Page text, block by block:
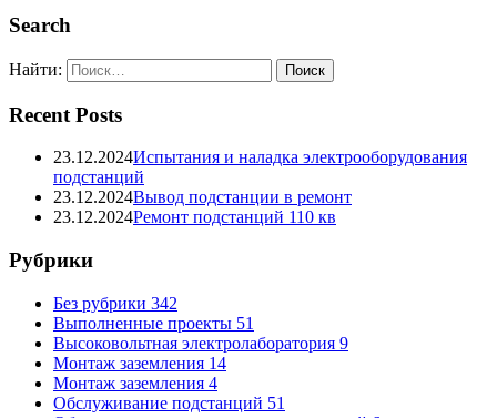
Search
Найти:
Recent Posts
23.12.2024Испытания и наладка электрооборудования
подстанций
23.12.2024Вывод подстанции в ремонт
23.12.2024Ремонт подстанций 110 кв
Рубрики
Без рубрики 342
Выполненные проекты 51
Высоковольтная электролаборатория 9
Монтаж заземления 14
Монтаж заземления 4
Обслуживание подстанций 51